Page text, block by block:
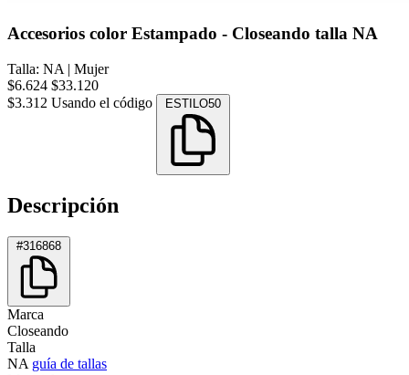
Accesorios color Estampado - Closeando talla NA
Talla: NA | Mujer
$6.624 $33.120
$3.312 Usando el código ESTILO50
Descripción
#316868
Marca
Closeando
Talla
NA guía de tallas